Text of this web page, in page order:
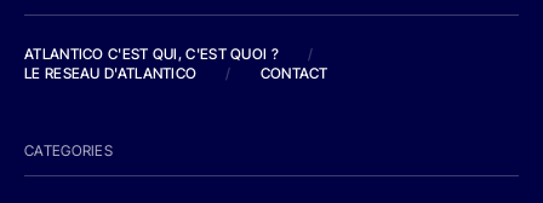
ATLANTICO C'EST QUI, C'EST QUOI ?
/
LE RESEAU D'ATLANTICO
/ CONTACT
CATEGORIES